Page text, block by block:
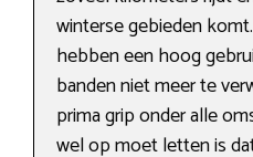
winterse gebieden
hebben een hoog
banden niet meer te
prima grip onder alle
wel op moet letten is